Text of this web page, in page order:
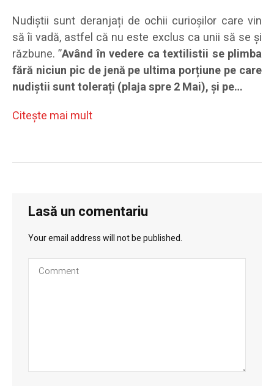
Nudiștii sunt deranjați de ochii curioșilor care vin
să îi vadă, astfel că nu este exclus ca unii să se și
răzbune. ”Având în vedere ca textilistii se plimba
fără niciun pic de jenă pe ultima porțiune pe care
nudiștii sunt tolerați (plaja spre 2 Mai), și pe…
Citeşte mai mult
Lasă un comentariu
Your email address will not be published.